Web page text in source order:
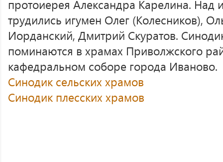
протоиерея Александра Карелина. Над
трудились игумен Олег (Колесников),
Иорданский, Дмитрий Скуратов.
поминаются в храмах Приволжского
кафедральном соборе города Иваново.
Синодик сельских храмов
Синодик плесских храмов